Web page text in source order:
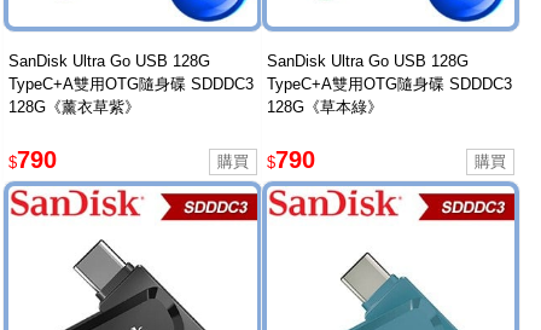
SanDisk Ultra Go USB 128G
TypeC+A雙用OTG隨身碟 SDDDC3
128G《薰衣草紫》
$790
SanDisk Ultra Go USB 128G
TypeC+A雙用OTG隨身碟 SDDDC3
128G《草本綠》
$790